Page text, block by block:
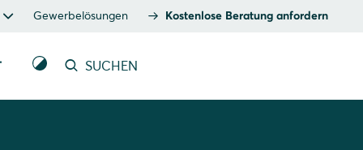
Gewerbelösungen Kostenlose Beratung anfordern
SUCHEN